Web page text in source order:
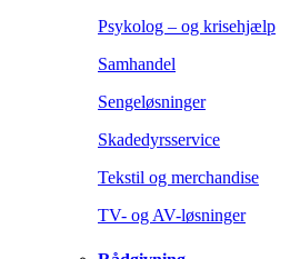
Psykolog – og krisehjælp
Samhandel
Sengeløsninger
Skadedyrsservice
Tekstil og merchandise
TV- og AV-løsninger